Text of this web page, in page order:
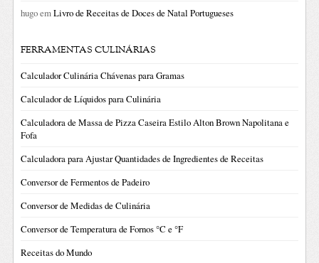
hugoemLivro de Receitas de Doces de Natal Portugueses
FERRAMENTAS CULINÁRIAS
Calculador Culinária Chávenas para Gramas
Calculador de Líquidos para Culinária
Calculadora de Massa de Pizza Caseira Estilo Alton Brown Napolitana e
Fofa
Calculadora para Ajustar Quantidades de Ingredientes de Receitas
Conversor de Fermentos de Padeiro
Conversor de Medidas de Culinária
Conversor de Temperatura de Fornos °C e °F
Receitas do Mundo